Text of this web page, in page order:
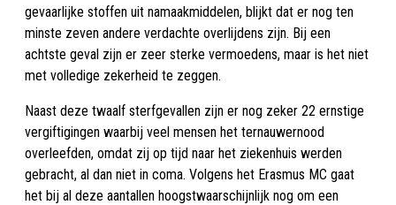
gevaarlijke stoffen uit namaakmiddelen, blijkt dat er nog ten
minste zeven andere verdachte overlijdens zijn. Bij een
achtste geval zijn er zeer sterke vermoedens, maar is het niet
met volledige zekerheid te zeggen.
Naast deze twaalf sterfgevallen zijn er nog zeker 22 ernstige
vergiftigingen waarbij veel mensen het ternauwernood
overleefden, omdat zij op tijd naar het ziekenhuis werden
gebracht, al dan niet in coma. Volgens het Erasmus MC gaat
het bij al deze aantallen hoogstwaarschijnlijk nog om een